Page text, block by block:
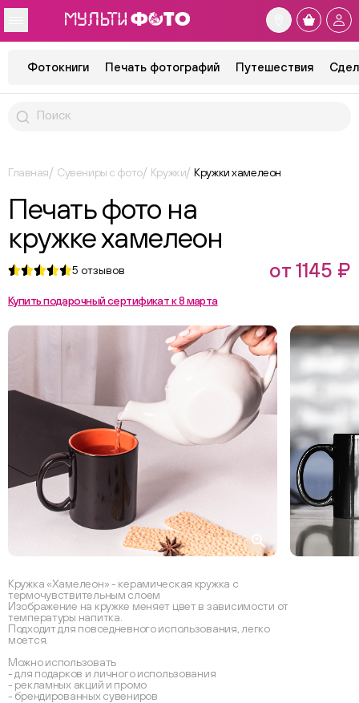
Фотокниги Печать фотографий Путешествия
Главная Сувениры с фото Кружки Кружки хамелеон
Кружка «Хамелеон» - керамическая кружка с
термочувствительным слоем
Изображение на кружке меняет цвет в зависимости от
температуры напитка.
Подходит для повседневного использования, легко
моется.
Можно использовать
- для подарков и личного использования
- рекламных акций и промо
- брендированных сувениров
Печать фото на
кружке хамелеон
5 отзывов от 1145 ₽
Купить подарочный сертификат к 8 марта